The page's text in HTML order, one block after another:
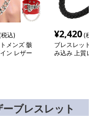
込)
メンズ 骸
ン レザー
¥2,420(税
ブレスレット
み込み 上質レ
ブレスレット